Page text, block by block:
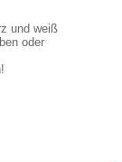
und weiß
oder